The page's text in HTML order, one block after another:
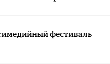
фестиваль